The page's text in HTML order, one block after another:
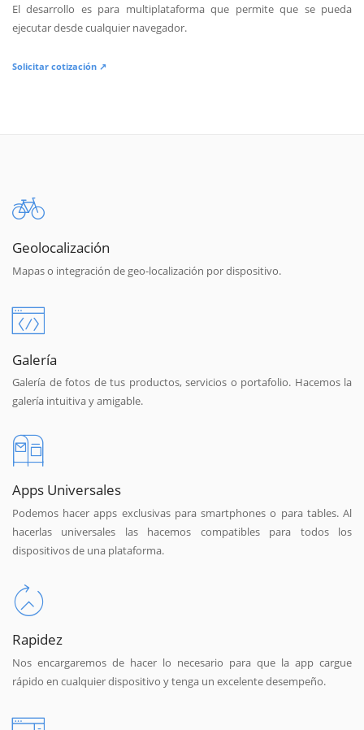
El desarrollo es para multiplataforma que permite que se pueda
ejecutar desde cualquier navegador.
Solicitar cotización ↗
Geolocalización
Mapas o integración de geo-localización por dispositivo.
Galería
Galería de fotos de tus productos, servicios o portafolio. Hacemos la
galería intuitiva y amigable.
Apps Universales
Podemos hacer apps exclusivas para smartphones o para tables. Al
hacerlas universales las hacemos compatibles para todos los
dispositivos de una plataforma.
Rapidez
Nos encargaremos de hacer lo necesario para que la app cargue
rápido en cualquier dispositivo y tenga un excelente desempeño.